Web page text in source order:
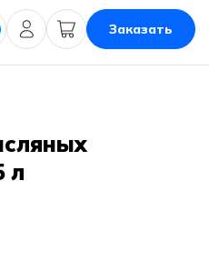
Заказать
л